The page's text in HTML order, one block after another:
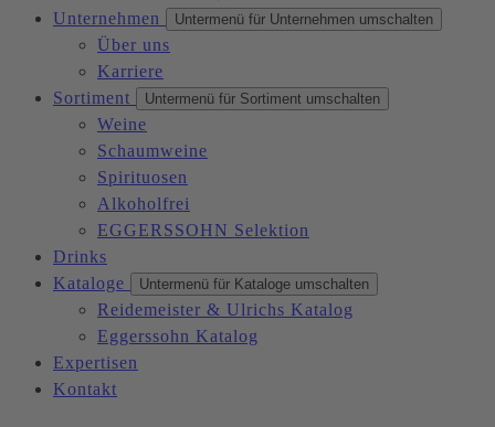
Unternehmen Untermenü für Unternehmen umschalten
Über uns
Karriere
Sortiment
Untermenü für Sortiment umschalten
Weine
Schaumweine
Spirituosen
Alkoholfrei
EGGERSSOHN Selektion
Drinks
Kataloge
Untermenü für Kataloge umschalten
Reidemeister & Ulrichs Katalog
Eggerssohn Katalog
Expertisen
Kontakt